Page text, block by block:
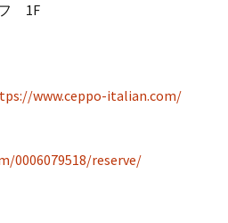
フ 1F
www.ceppo-italian.com/
0006079518/reserve/